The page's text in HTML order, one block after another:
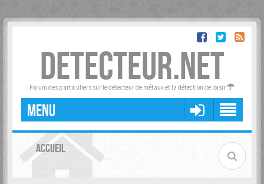
DETECTEUR.NET
Forum des particuliers sur le détecteur de métaux et la détection de loisir
MENU
ACCUEIL